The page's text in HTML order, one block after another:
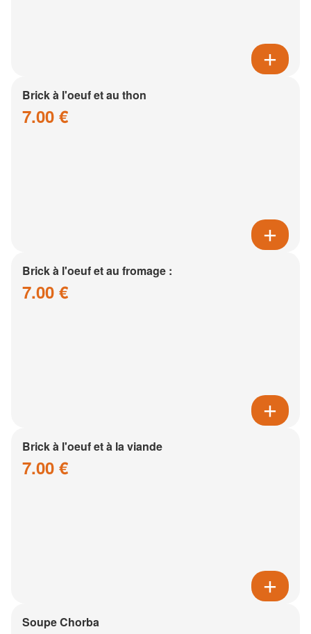
Brick à l'oeuf et au thon
7.00 €
Brick à l'oeuf et au fromage :
7.00 €
Brick à l'oeuf et à la viande
7.00 €
Soupe Chorba